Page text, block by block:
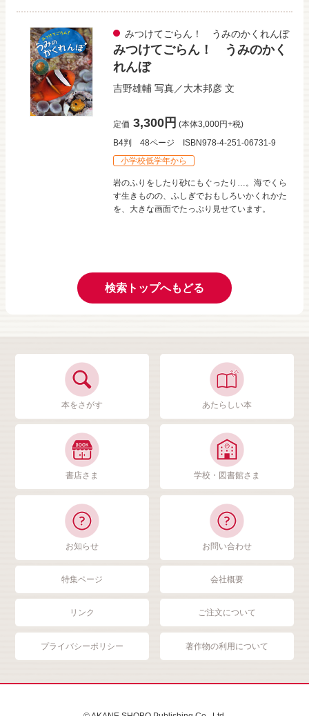
みつけてごらん！ うみのかくれんぼ
みつけてごらん！ うみのかく
れんぼ
吉野雄輔 写真／大木邦彦 文
定価 3,300円 (本体3,000円+税)
B4判
48ページ
ISBN978-4-251-06731-9
小学校低学年から
岩のふりをしたり砂にもぐったり…。海でくら
す生きものの、ふしぎでおもしろいかくれかた
を、大きな画面でたっぷり見せています。
検索トップへもどる
本をさがす あたらしい本
書店さま 学校・図書館さま
お知らせ お問い合わせ
特集ページ 会社概要
リンク ご注文について
プライバシーポリシー 著作物の利用について